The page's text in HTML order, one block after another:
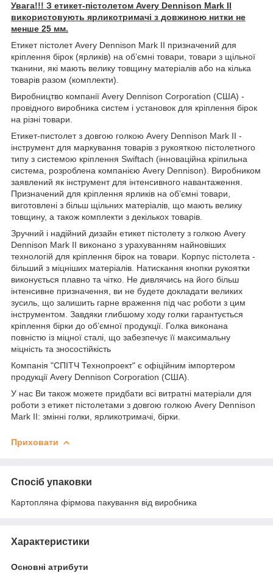
Увага!!! З етикет-пістолетом Avery Dennison Mark II
використовують ярликотримачі з довжиною нитки не
менше 25 мм.
Етикет пістолет Avery Dennison Mark II призначений для
кріплення бірок (ярликів) на об’ємні товари, товари з щільної
тканини, які мають велику товщину матеріалів або на кілька
товарів разом (комплекти).
Виробництво компанії Avery Dennison Corporation (США) -
провідного виробника систем і установок для кріплення бірок
на різні товари.
Етикет-пистолет з довгою голкою Avery Dennison Mark II -
інструмент для маркування товарів з рукояткою пістолетного
типу з системою кріплення Swiftach (інноваційна кріпильна
система, розроблена компанією Avery Dennison). Виробником
заявлений як інструмент для інтенсивного навантаження.
Призначений для кріплення ярликів на об’ємні товари,
виготовлені з більш щільних матеріалів, що мають велику
товщину, а також комплекти з декількох товарів.
Зручний і надійний дизайн етикет пістолету з голкою Avery
Dennison Mark II виконано з урахуванням найновіших
технологій для кріплення бірок на товари. Корпус пістолета -
більший з міцніших матеріалів. Натискання кнопки рукоятки
виконується плавно та чітко. Не дивлячись на його більш
інтенсивне призначення, ви не будете докладати великих
зусиль, що залишить гарне враження під час роботи з цим
інструментом. Завдяки глибшому ходу голки гарантується
кріплення бірки до об’ємної продукції. Голка виконана
повністю із міцної сталі, що забезпечує її максимальну
міцність та зносостійкість
Компанія "СПІТЧ Технопроект" є офіційним імпортером
продукції Avery Dennison Corporation (США).
У нас Ви також можете придбати всі витратні матеріали для
роботи з етикет пістолетами з довгою голкою Avery Dennison
Mark II: змінні голки, ярликотримачі, бірки.
Приховати
Спосіб упаковки
Картопляна фірмова пакування від виробника
Характеристики
Основні атрибути